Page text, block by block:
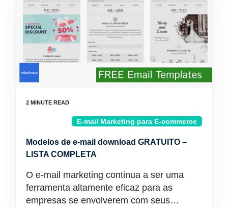
E-mail Marketing para E-commerce
Modelos de e-mail download GRATUITO –
LISTA COMPLETA
O e-mail marketing continua a ser uma
ferramenta altamente eficaz para as
empresas se envolverem com seus…